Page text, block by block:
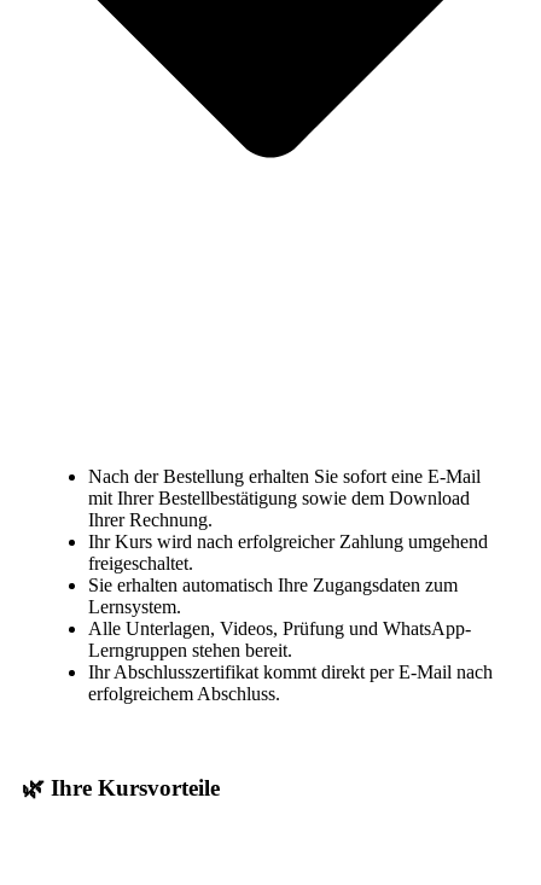
Nach der Bestellung erhalten Sie sofort eine E-Mail
mit Ihrer Bestellbestätigung sowie dem Download
Ihrer Rechnung.
Ihr Kurs wird nach erfolgreicher Zahlung umgehend
freigeschaltet.
Sie erhalten automatisch Ihre Zugangsdaten zum
Lernsystem.
Alle Unterlagen, Videos, Prüfung und WhatsApp-
Lerngruppen stehen bereit.
Ihr Abschlusszertifikat kommt direkt per E-Mail nach
erfolgreichem Abschluss.
🌿 Ihre Kursvorteile